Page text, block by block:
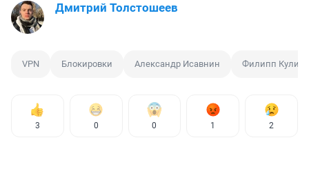
Дмитрий Толстошеев
VPN Блокировки Александр Исавнин Филипп Кулин
3 0 0 1 2